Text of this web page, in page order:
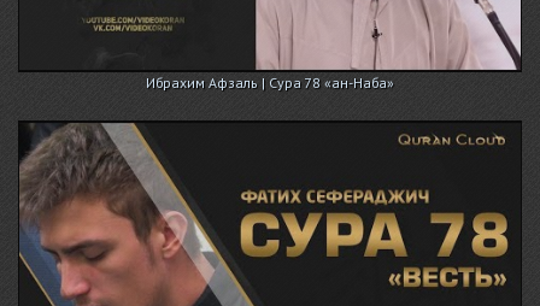
Ибрахим Афзаль | Сура 78 «ан-Наба»